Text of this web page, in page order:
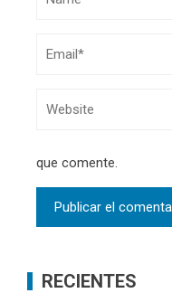
que comente.
RECIENTES